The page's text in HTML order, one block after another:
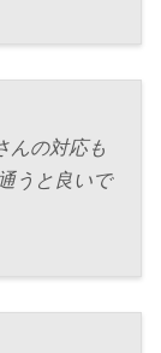
んの対応も
うと良いで